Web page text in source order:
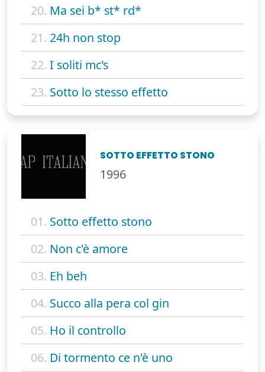
20. Ma sei b* st* rd*
21. 24h non stop
22. I soliti mc's
23. Sotto lo stesso effetto
SOTTO EFFETTO STONO
1996
01. Sotto effetto stono
02. Non c'è amore
03. Eh beh
04. Succo alla pera col gin
05. Ho il controllo
06. Di tormento ce n'è uno